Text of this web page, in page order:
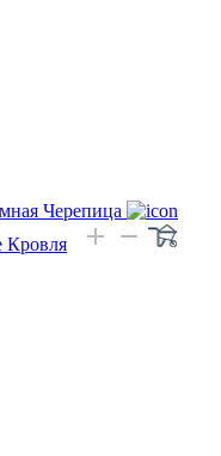
Черепица
Кровля